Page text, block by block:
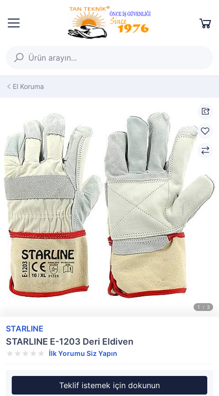
El Koruma
STARLINE
STARLINE E-1203 Deri Eldiven
İlk Yorumu Siz Yapın
Teklif istemek için dokunun